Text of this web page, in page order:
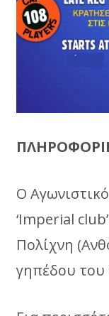
Ο
‘Imperial
Πολίχνη
γηπέδου του